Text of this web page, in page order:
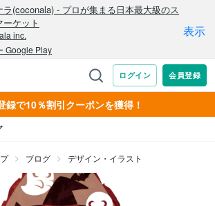
録で10％割引クーポンを獲得！
ブログ デザイン・イラスト